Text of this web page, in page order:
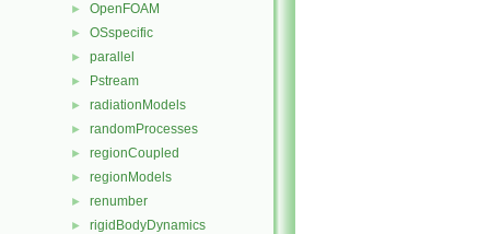
► OpenFOAM
► OSspecific
► parallel
► Pstream
► radiationModels
► randomProcesses
► regionCoupled
► regionModels
► renumber
► rigidBodyDynamics